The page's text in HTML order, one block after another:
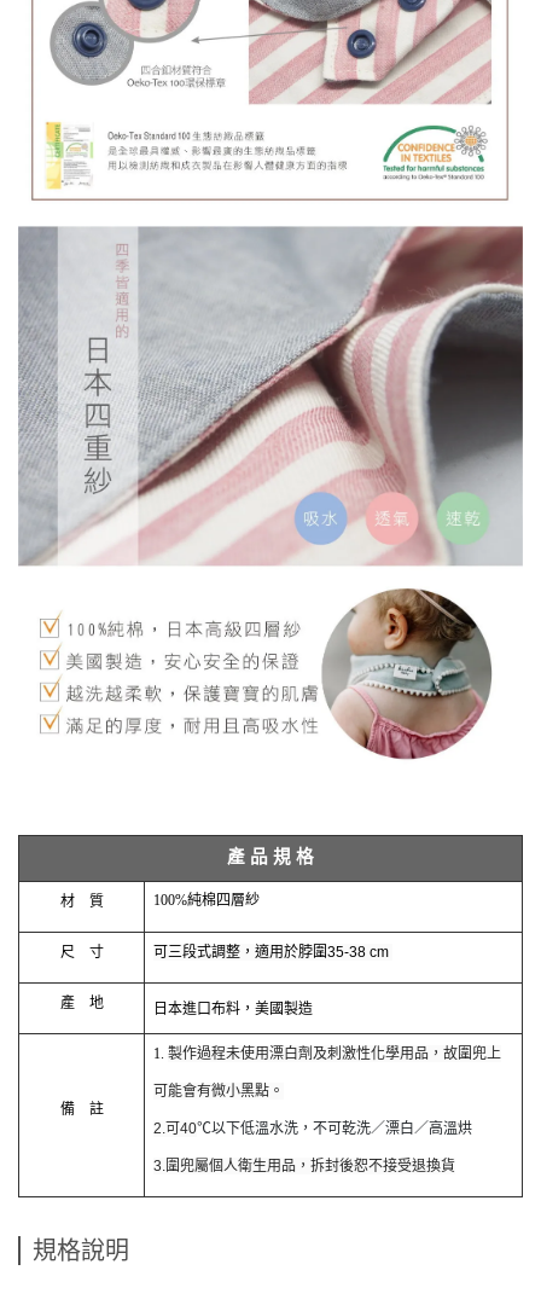
產 品 規 格
材 質 100%純棉四層紗
尺 寸 可三段式調整，適用於脖圍35-38 cm
產 地 日本進口布料，美國製造
備 註
1.製作過程未使用漂白劑及刺激性化學用品，故圍兜上
可能會有微小黑點。
2.可40℃以下低溫水洗，不可乾洗／漂白／高溫烘
3.圍兜屬個人衛生用品，拆封後恕不接受退換貨
規格說明